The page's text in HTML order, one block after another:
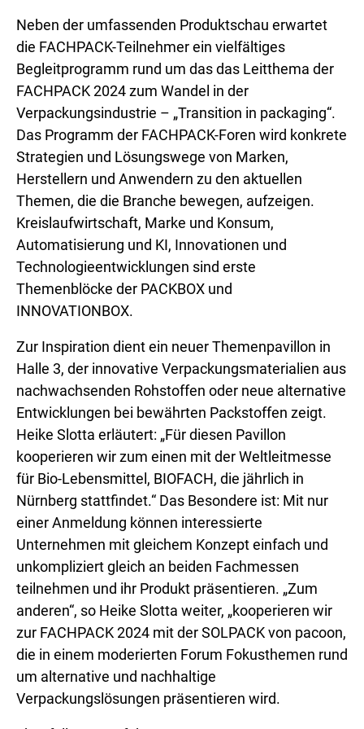
Neben der umfassenden Produktschau erwartet
die FACHPACK-Teilnehmer ein vielfältiges
Begleitprogramm rund um das das Leitthema der
FACHPACK 2024 zum Wandel in der
Verpackungsindustrie – „Transition in packaging“.
Das Programm der FACHPACK-Foren wird konkrete
Strategien und Lösungswege von Marken,
Herstellern und Anwendern zu den aktuellen
Themen, die die Branche bewegen, aufzeigen.
Kreislaufwirtschaft, Marke und Konsum,
Automatisierung und KI, Innovationen und
Technologieentwicklungen sind erste
Themenblöcke der PACKBOX und
INNOVATIONBOX.
Zur Inspiration dient ein neuer Themenpavillon in
Halle 3, der innovative Verpackungsmaterialien aus
nachwachsenden Rohstoffen oder neue alternative
Entwicklungen bei bewährten Packstoffen zeigt.
Heike Slotta erläutert: „Für diesen Pavillon
kooperieren wir zum einen mit der Weltleitmesse
für Bio-Lebensmittel, BIOFACH, die jährlich in
Nürnberg stattfindet.“ Das Besondere ist: Mit nur
einer Anmeldung können interessierte
Unternehmen mit gleichem Konzept einfach und
unkompliziert gleich an beiden Fachmessen
teilnehmen und ihr Produkt präsentieren. „Zum
anderen“, so Heike Slotta weiter, „kooperieren wir
zur FACHPACK 2024 mit der SOLPACK von pacoon,
die in einem moderierten Forum Fokusthemen rund
um alternative und nachhaltige
Verpackungslösungen präsentieren wird.